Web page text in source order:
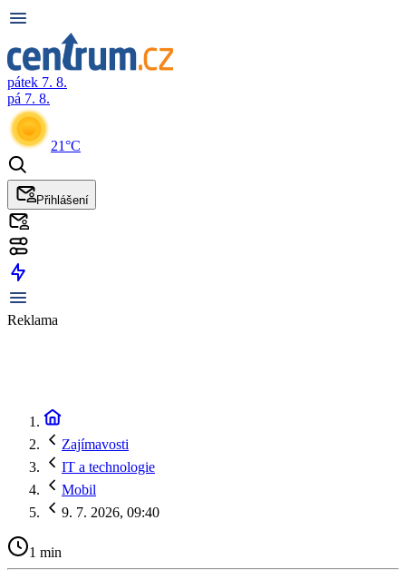
pátek 7. 8.
pá 7. 8.
21°C
Přihlášení
Reklama
Zajímavosti
IT a technologie
Mobil
9. 7. 2026, 09:40
1 min